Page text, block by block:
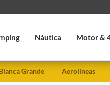
Náutica Motor &
Blanca Grande Aerolíneas